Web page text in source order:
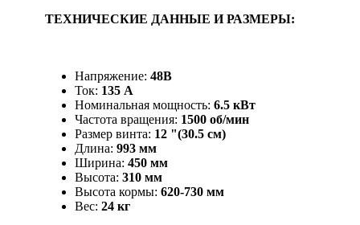
ТЕХНИЧЕСКИЕ ДАННЫЕ И РАЗМЕРЫ:
Напряжение: 48В
Ток: 135 А
Номинальная мощность: 6.5 кВт
Частота вращения: 1500 об/мин
Размер винта: 12 "(30.5 см)
Длина: 993 мм
Ширина: 450 мм
Высота: 310 мм
Высота кормы: 620-730 мм
Вес: 24 кг